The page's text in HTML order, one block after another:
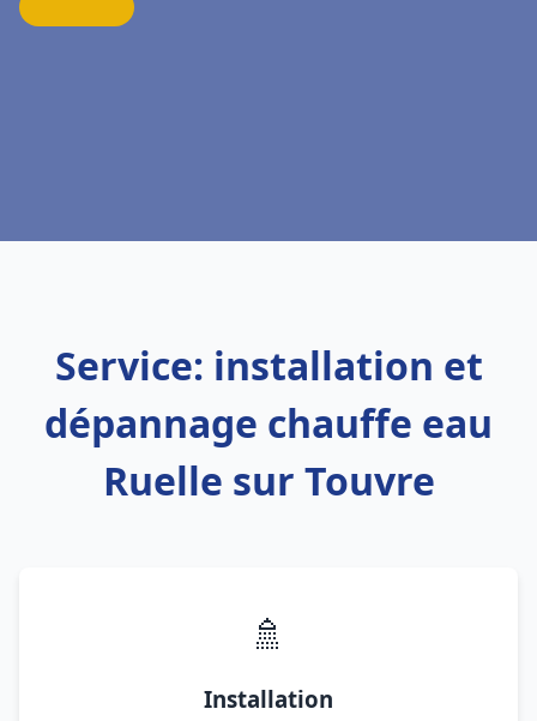
Service: installation et
dépannage chauffe eau
Ruelle sur Touvre
🚿
Installation